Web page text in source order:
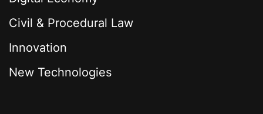
Civil & Procedural Law
Innovation
New Technologies